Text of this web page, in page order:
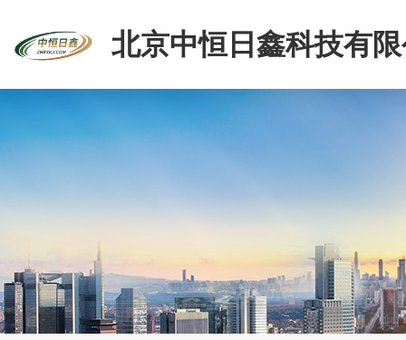
北京中恒日鑫科技有